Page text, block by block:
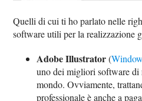
Quelli di cui ti ho parlato nelle
software utili per la realizzazione
Adobe Illustrator(
uno dei migliori software di
mondo. Ovviamente,
professionale è anche a